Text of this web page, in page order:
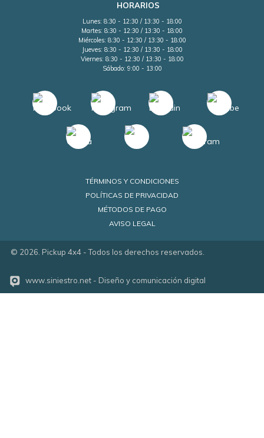
HORARIOS
Lunes: 8:30 - 12:30 / 13:30 - 18:00
Martes: 8:30 - 12:30 / 13:30 - 18:00
Miércoles: 8:30 - 12:30 / 13:30 - 18:00
Jueves: 8:30 - 12:30 / 13:30 - 18:00
Viernes: 8:30 - 12:30 / 13:30 - 18:00
Sábado: 9:00 - 13:00
TÉRMINOS Y CONDICIONES
POLÍTICAS DE PRIVACIDAD
MÉTODOS DE PAGO
AVISO LEGAL
© 2026 . Pickup 4x4 - Todos los derechos reservados.
www.siniestro.net - Diseño y comunicación digital